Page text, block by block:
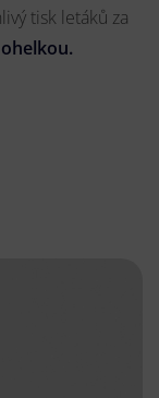
tisk letáků za